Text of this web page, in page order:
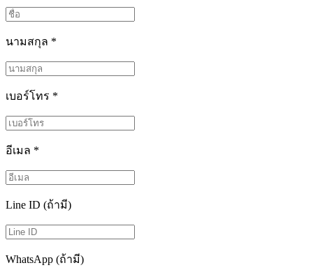
นามสกุล *
เบอร์โทร *
อีเมล *
Line ID (ถ้ามี)
WhatsApp (ถ้ามี)